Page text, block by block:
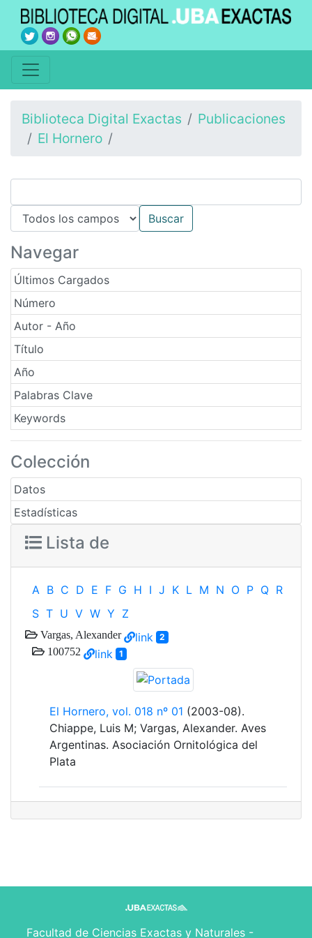
Biblioteca Digital Exactas
Publicaciones
El Hornero
Navegar
Últimos Cargados
Número
Autor - Año
Título
Año
Palabras Clave
Keywords
Colección
Datos
Estadísticas
Lista de
A B C D E F G H I J K L M N O P Q R
S T U V W Y Z
Vargas, Alexander link 2
100752 link 1
El Hornero, vol. 018 nº 01 (2003-08).
Chiappe, Luis M; Vargas, Alexander. Aves
Argentinas. Asociación Ornitológica del
Plata
Facultad de Ciencias Exactas y Naturales -